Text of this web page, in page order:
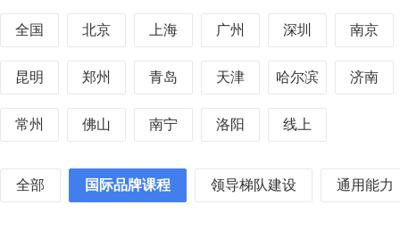
全国 北京 上海 广州 深圳 南京
昆明 郑州 青岛 天津 哈尔滨 济南
常州 佛山 南宁 洛阳 线上
全部 国际品牌课程 领导梯队建设 通用能力